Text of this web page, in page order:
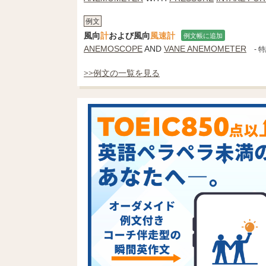
例文
風向計および風向風速計 例文帳に追加
ANEMOSCOPEAND VANE ANEMOMETER -
>>例文の一覧を見る